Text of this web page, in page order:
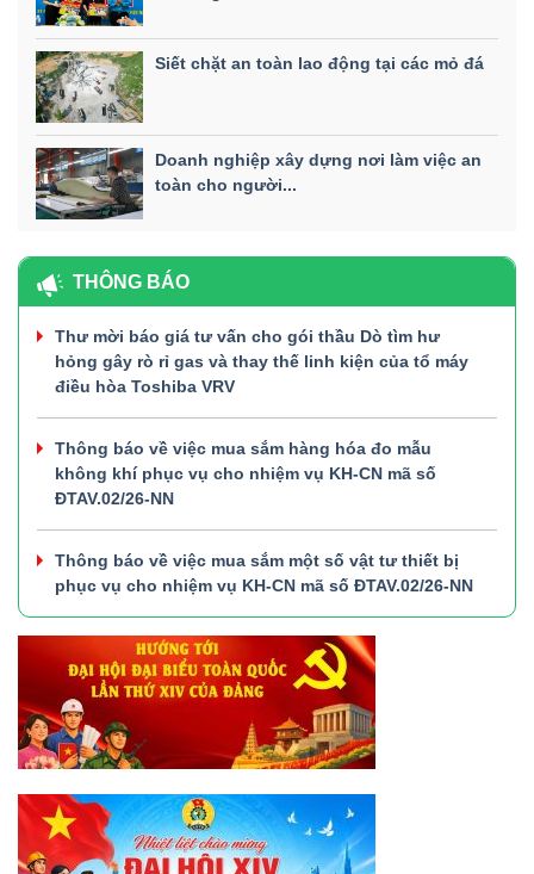
Siết chặt an toàn lao động tại các mỏ đá
Doanh nghiệp xây dựng nơi làm việc an
toàn cho người...
THÔNG BÁO
Thư mời báo giá tư vấn cho gói thầu Dò tìm hư
hỏng gây rò rỉ gas và thay thế linh kiện của tổ máy
điều hòa Toshiba VRV
Thông báo về việc mua sắm hàng hóa đo mẫu
không khí phục vụ cho nhiệm vụ KH-CN mã số
ĐTAV.02/26-NN
Thông báo về việc mua sắm một số vật tư thiết bị
phục vụ cho nhiệm vụ KH-CN mã số ĐTAV.02/26-NN